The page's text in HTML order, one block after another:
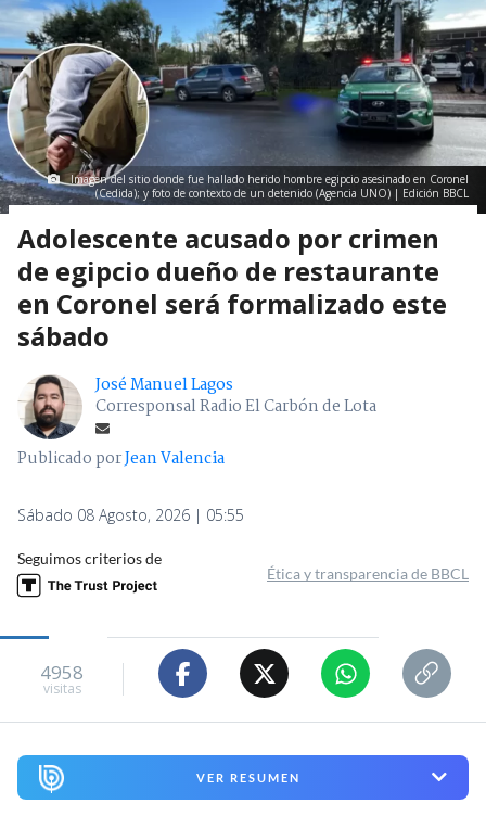
Imagen del sitio donde fue hallado herido hombre egipcio asesinado en Coronel
(Cedida); y foto de contexto de un detenido (Agencia UNO) | Edición BBCL
Adolescente acusado por crimen
de egipcio dueño de restaurante
en Coronel será formalizado este
sábado
José Manuel Lagos
Corresponsal Radio El Carbón de Lota
Publicado porJean Valencia
Sábado 08 Agosto, 2026 | 05:55
Seguimos criterios de
Ética y transparencia de BBCL
4958
visitas
VER RESUMEN